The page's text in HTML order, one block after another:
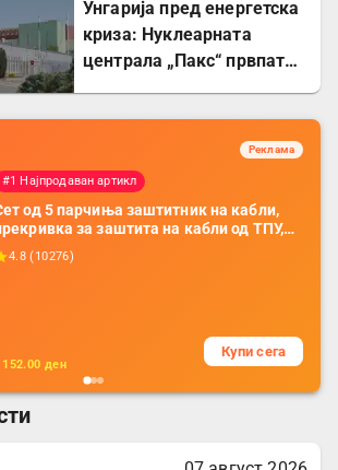
Унгарија пред енергетска
криза: Нуклеарната
централа „Пакс“ првпат
Реклама
#1 Најпродаван артикл
од 5 парчиња заштитник на кабли,
за заштита на кабли од ТПУ,
додатоци за заштита на кабли, без
за мобилни телефони, комплет
4.8 ( 10276)
152.00 ден
Купи сега